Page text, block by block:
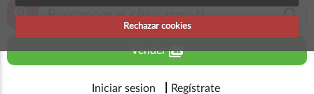
Rechazar cookies
zoom_in search
Venderperm_media
Iniciar sesion Regístrate